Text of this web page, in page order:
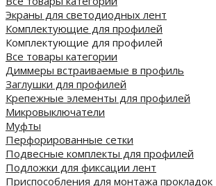
Экраны для светодиодных лент
Комплектующие для профилей
Комплектующие для профилей
Все товары категории
Диммеры встраиваемые в профиль
Заглушки для профилей
Крепежные элементы для профилей
Микровыключатели
Муфты
Перфорированные сетки
Подвесные комплекты для профилей
Подложки для фиксации лент
Приспособления для монтажа прокладок